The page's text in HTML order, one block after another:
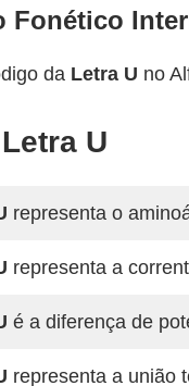
Fonético
da Letra U no
U
representa o
representa a
é a diferença de
representa a união